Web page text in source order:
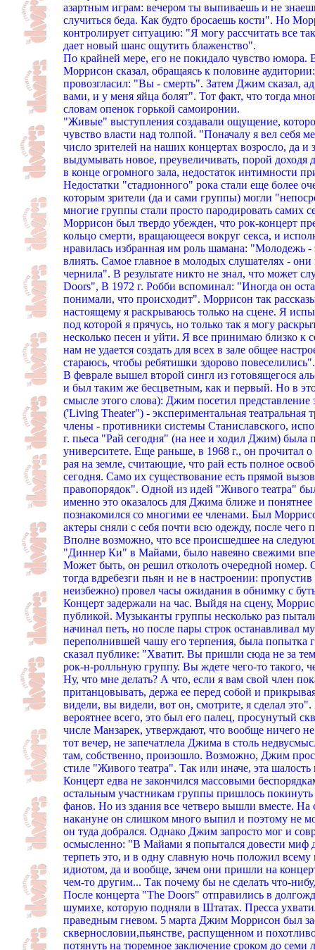
азартным играм: вечером ты выпиваешь и не
случиться беда. Как будто бросаешь кости". Но
контролирует ситуацию: "Я могу рассчитать все
дает новый шанс ощутить блаженство".
По крайней мере, его не покидало чувство юмора.
Моррисон сказал, обращаясь к половине
провозгласил: "Вы - смерть". Затем Джим сказал,
вами, и у меня яйца болят". Тот факт, что тогда
словам опенок горькой самоиронии.
"Живые" выступления создавали ощущение,
чувство власти над толпой. "Поначалу я вел себя
число зрителей на наших концертах возросло, да
выдумывать новое, преувеличивать, порой
в конце огромного зала, недостаток интимности
Недостатки "стадионного" рока стали еще более
которым зрители (да и сами группы) могли
многие группы стали просто пародировать самих
Моррисон был твердо убежден, что рок-концерт
кольцо смерти, вращающееся вокруг секса, и
нравилась избранная им роль шамана: "Молодежь
влиять. Самое главное в молодых слушателях -
чернила". В результате никто не знал, что может
Doors", В 1972 г. Робби вспоминал: "Иногда он
понимали, что происходит". Моррисон так
настоящему я раскрываюсь только на сцене. Я
под которой я прячусь, но только так я могу
несколько песен и уйти. Я все принимаю близко к
нам не удается создать для всех в зале общее
стараюсь, чтобы ребятишки здорово повеселились".
В феврале вышел второй сингл из готовящегося
и был таким же бесцветным, как и первый. Но в
смысле этого слова): Джим посетил
('Living Theater") - экспериментальная
члены - противники системы Станиславского,
г. пьеса "Рай сегодня" (на нее и ходил Джим)
университете. Еще раньше, в 1968 г., он прочитал
рая на земле, считающие, что рай есть полное
сегодня. Само их существование есть прямой
правопорядок". Одной из идей "Живого театра"
именно это оказалось для Джима ближе и
познакомился со многими ее членами. Был
актеры сняли с себя почти всю одежду, после
Вполне возможно, что все происшедшее на
"Диннер Ки" в Майами, было навеяно свежими
Может быть, он решил отколоть очередной
тогда вдребезги пьян и не в настроении:
неизбежно) провел часы ожидания в обнимку с
Концерт задержали на час. Выйдя на сцену,
публикой. Музыканты группы несколько раз
начинал петь, но после пары строк останавливал
переполнившей чашу его терпения, была
сказал публике: "Хватит. Вы пришли сюда не за
рок-н-ролльную группу. Вы ждете чего-то такого,
Ну, что мне делать? А что, если я вам свой член
пританцовывать, держа ее перед собой и
видели, вы видели, вот он, смотрите, я сделал
вероятнее всего, это был его палец, просунутый
числе Манзарек, утверждают, что вообще ничего
тот вечер, не запечатлела Джима в столь
там, собственно, произошло. Возможно, Джим
стиле "Живого театра". Так или иначе, эта
Концерт едва не закончился массовыми
остальным участникам группы пришлось
фанов. Но из здания все четверо вышли вместе.
накануне он слишком много выпил и поэтому не
он туда добрался. Однако Джим запросто мог и
осмысленно: "В Майами я попытался довести миф
терпеть это, и в одну славную ночь положил
идиотом, да и вообще, зачем они пришли на
чем-то другим... Так почему бы не сделать что-
После концерта "The Doors" отправились в
шумихе, которую подняли в Штатах. Пресса
праведным гневом. 5 марта Джим Моррисон был
сквернословии,пьянстве, распущенном и
потянуть на тюремное заключение сроком до